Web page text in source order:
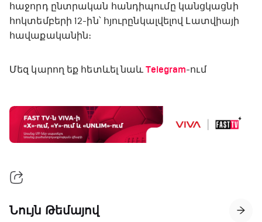
հաջորդ ընտրական հանդիպումը կանցկացնի
հոկտեմբերի 12-ին՝ հյուրընկալվելով Լատվիայի
հավաքականին։
Մեզ կարող եք հետևել նաև Telegram-ում
Նույն Թեմայով